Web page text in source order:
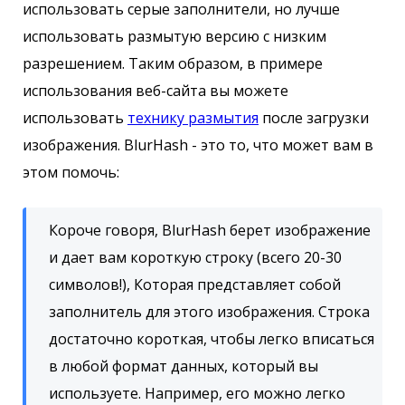
использовать серые заполнители, но лучше
использовать размытую версию с низким
разрешением. Таким образом, в примере
использования веб-сайта вы можете
использовать технику размытия после загрузки
изображения. BlurHash - это то, что может вам в
этом помочь:
Короче говоря, BlurHash берет изображение
и дает вам короткую строку (всего 20-30
символов!), Которая представляет собой
заполнитель для этого изображения. Строка
достаточно короткая, чтобы легко вписаться
в любой формат данных, который вы
используете. Например, его можно легко